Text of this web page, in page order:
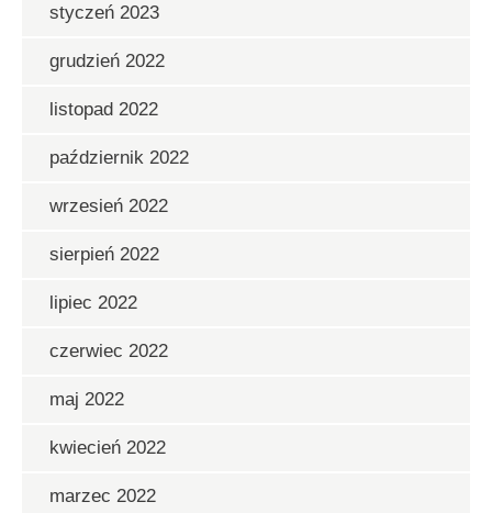
styczeń 2023
grudzień 2022
listopad 2022
październik 2022
wrzesień 2022
sierpień 2022
lipiec 2022
czerwiec 2022
maj 2022
kwiecień 2022
marzec 2022